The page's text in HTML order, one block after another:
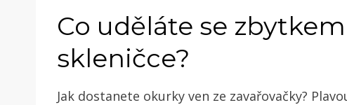
Co uděláte se
skleničce?
Jak dostanete okurky ven ze zavařovačky?